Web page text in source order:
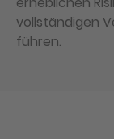
vollständigen
führen.